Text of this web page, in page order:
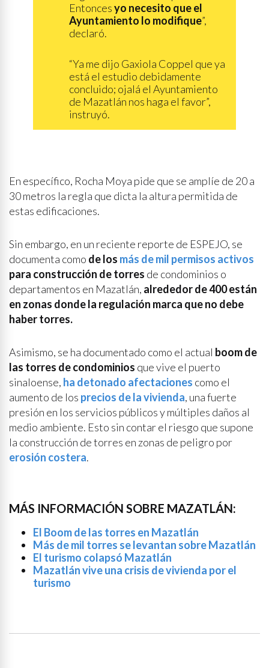
Entoncesyo necesito que el
Ayuntamiento lo modifique”,
declaró.
“Ya me dijo Gaxiola Coppel que ya
está el estudio debidamente
concluido; ojalá el Ayuntamiento
de Mazatlán nos haga el favor”,
instruyó.
En específico, Rocha Moya pide que se amplíe de 20 a
30 metros la regla que dicta la altura permitida de
estas edificaciones.
Sin embargo, en un reciente reporte de ESPEJO, se
documenta como de los más de mil permisos activos
para construcción de torres de condominios o
departamentos en Mazatlán, alrededor de 400 están
en zonas donde la regulación marca que no debe
haber torres.
Asimismo, se ha documentado como el actual boom de
las torres de condominios que vive el puerto
sinaloense, ha detonado afectaciones como el
aumento de los precios de la vivienda, una fuerte
presión en los servicios públicos y múltiples daños al
medio ambiente. Esto sin contar el riesgo que supone
la construcción de torres en zonas de peligro por
erosión costera.
MÁS INFORMACIÓN SOBRE MAZATLÁN:
El Boom de las torres en Mazatlán
Más de mil torres se levantan sobre Mazatlán
El turismo colapsó Mazatlán
Mazatlán vive una crisis de vivienda por el
turismo